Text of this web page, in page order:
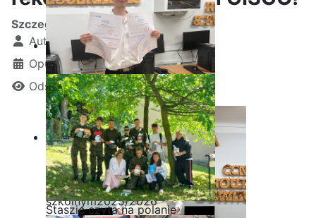
Ostatnia garść certyfikatów
Akademii CISCO w roku
szkolnym2025/2026
Staszic czyta na polanie
Szczegóły
Autor:
Kamil Krosta
Opublikowano: 01 lipiec 2025
Odsłon: 1096